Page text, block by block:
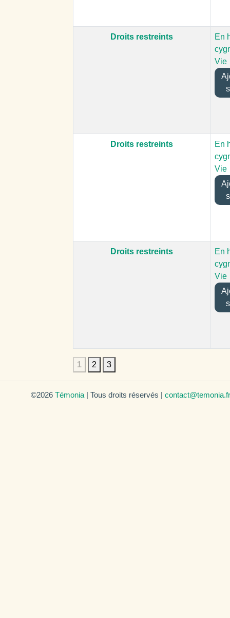
Droits restreints
En
Vie
Droits restreints
En
Vie
Droits restreints
En
Vie
1 2 3
©2026 Témonia | Tous droits réservés | contact@temonia.fr